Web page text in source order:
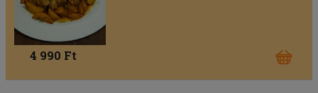
4 990 Ft